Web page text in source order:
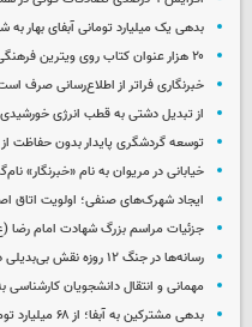
بدهی یک میلیارد تومانی آبفای بهار
۲۰ هزار عنوان کتاب روی ویترین فرهنگی شهرستان بهار
خبرنگاری فراتر از اطلاع‌رسانی صرف
از تبدیل دشتی به قطب انرژی خورشیدی تا جهش ۲۳
توسعه گردشگری پایدار بدون حفاظت
خیابانی در مریوان به نام «خبرنگار»
ایجاد شهرک‌های صنفی؛ اولویت اتاق
جزئیات مراسم بزرگ شهادت امام رضا
رسانه‌ها در جنگ ۱۲ روزه نقش بی‌بدیلی در امیدآفرینی و حفظ وحدت داشتند
مهمانی و انتقال دانشجویان
بدهی مشترکین به آبفا؛ از ۶۸ میلیارد تومان در ملایر تا ۷ میلیارد تومان در قروه درگزین